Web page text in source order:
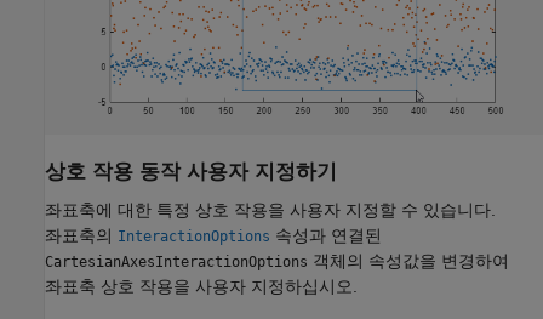
상호 작용 동작 사용자 지정하기
좌표축에 대한 특정 상호 작용을 사용자 지정할 수 있습니다.
좌표축의 InteractionOptions 속성과 연결된
CartesianAxesInteractionOptions 객체의 속성값을 변경하여
좌표축 상호 작용을 사용자 지정하십시오.